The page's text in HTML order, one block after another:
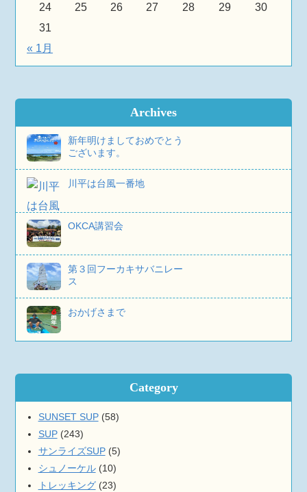
24
25 26 27 28 29
30
31
« 1月
Archives
新年明けましておめでとう
ございます。
川平は台風一番地
OKCA講習会
第３回フーカキサバニレー
ス
おかげさまで
Category
SUNSET SUP(58)
SUP(243)
サンライズSUP(5)
シュノーケル(10)
トレッキング(23)